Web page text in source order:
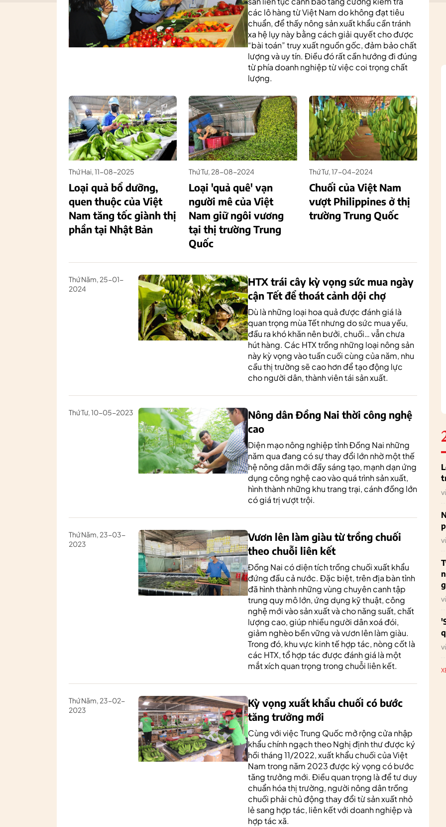
các lô hàng từ Việt Nam do không đạt tiêu
chuẩn, để thấy nông sản xuất khẩu cần tránh
xa hệ lụy này bằng cách giải quyết cho được
“bài toán” truy xuất nguồn gốc, đảm bảo chất
lượng và uy tín. Điều đó rất cần hướng đi đúng
từ phía doanh nghiệp từ việc coi trọng chất
lượng.
Thứ Hai, 11-08-2025
Loại quả bổ dưỡng,
quen thuộc của Việt
Nam tăng tốc giành thị
phần tại Nhật Bản
Thứ Tư, 28-08-2024
Loại 'quả quê' vạn
người mê của Việt
Nam giữ ngôi vương
tại thị trường Trung
Quốc
Thứ Tư, 17-04-2024
Chuối của Việt Nam
vượt Philippines ở thị
trường Trung Quốc
Thứ Năm, 25-01-
2024
HTX trái cây kỳ vọng sức mua ngày
cận Tết để thoát cảnh dội chợ
Dù là những loại hoa quả được đánh giá là
quan trọng mùa Tết nhưng do sức mua yếu,
đầu ra khó khăn nên bưởi, chuối… vẫn chưa
hút hàng. Các HTX trồng những loại nông sản
này kỳ vọng vào tuần cuối cùng của năm, nhu
cầu thị trường sẽ cao hơn để tạo động lực
cho người dân, thành viên tái sản xuất.
Thứ Tư, 10-05-2023
Nông dân Đồng Nai thời công nghệ
cao
Diện mạo nông nghiệp tỉnh Đồng Nai những
năm qua đang có sự thay đổi lớn nhờ một thế
hệ nông dân mới đầy sáng tạo, mạnh dạn ứng
dụng công nghệ cao vào quá trình sản xuất,
hình thành những khu trang trại, cánh đồng lớn
có giá trị vượt trội.
Thứ Năm, 23-03-
2023
Vươn lên làm giàu từ trồng chuối
theo chuỗi liên kết
Đồng Nai có diện tích trồng chuối xuất khẩu
đứng đầu cả nước. Đặc biệt, trên địa bàn tỉnh
đã hình thành những vùng chuyên canh tập
trung quy mô lớn, ứng dụng kỹ thuật, công
nghệ mới vào sản xuất và cho năng suất, chất
lượng cao, giúp nhiều người dân xoá đói,
giảm nghèo bền vững và vươn lên làm giàu.
Trong đó, khu vực kinh tế hợp tác, nòng cốt là
các HTX, tổ hợp tác được đánh giá là một
mắt xích quan trọng trong chuỗi liên kết.
Thứ Năm, 23-02-
2023
Kỳ vọng xuất khẩu chuối có bước
tăng trưởng mới
Cùng với việc Trung Quốc mở rộng cửa nhập
khẩu chính ngạch theo Nghị định thư được ký
hồi tháng 11/2022, xuất khẩu chuối của Việt
Nam trong năm 2023 được kỳ vọng có bước
tăng trưởng mới. Điều quan trọng là để tư duy
chuẩn hóa thị trường, người nông dân trồng
chuối phải chủ động thay đổi từ sản xuất nhỏ
lẻ sang hợp tác, liên kết với doanh nghiệp và
hợp tác xã.